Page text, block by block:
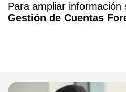
Para ampliar información
Gestión de Cuentas